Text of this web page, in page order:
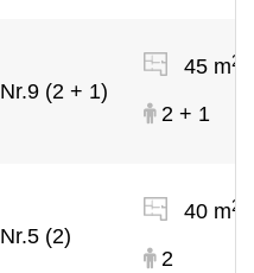
Nr.9 (2 + 1)
45 m2
2 + 1
Nr.5 (2)
40 m2
2